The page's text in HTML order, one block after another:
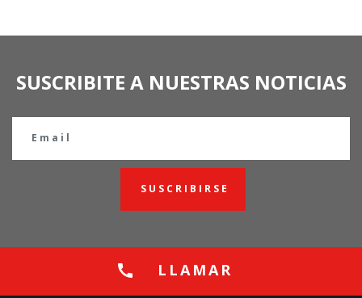
SUSCRIBITE A NUESTRAS NOTICIAS
SUSCRIBIRSE
LLAMAR